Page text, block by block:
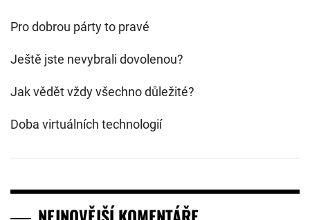
Pro dobrou párty to pravé
Ještě jste nevybrali dovolenou?
Jak vědět vždy všechno důležité?
Doba virtuálních technologií